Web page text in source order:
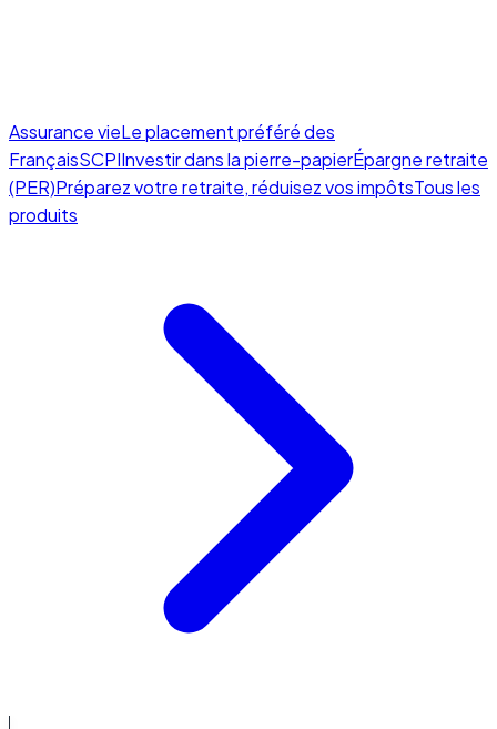
Assurance vieLe placement préféré des
FrançaisSCPIInvestir dans la pierre-papierÉpargne retraite
(PER)Préparez votre retraite, réduisez vos impôtsTous les
produits